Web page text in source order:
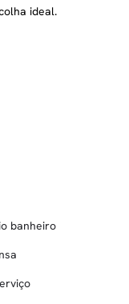
ideal.
banheiro